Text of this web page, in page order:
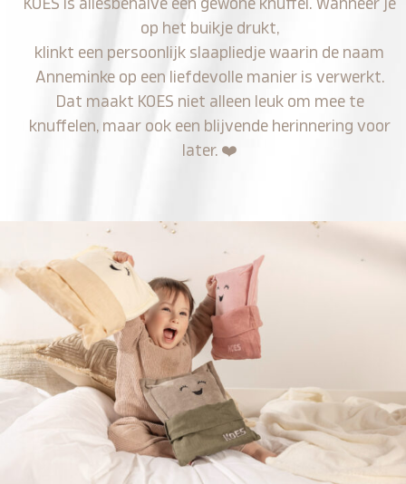
KOES is allesbehalve een gewone knuffel. Wanneer je
op het buikje drukt,
klinkt een persoonlijk slaapliedje waarin de naam
Anneminke op een liefdevolle manier is verwerkt.
Dat maakt KOES niet alleen leuk om mee te
knuffelen, maar ook een blijvende herinnering voor
later. ❤️